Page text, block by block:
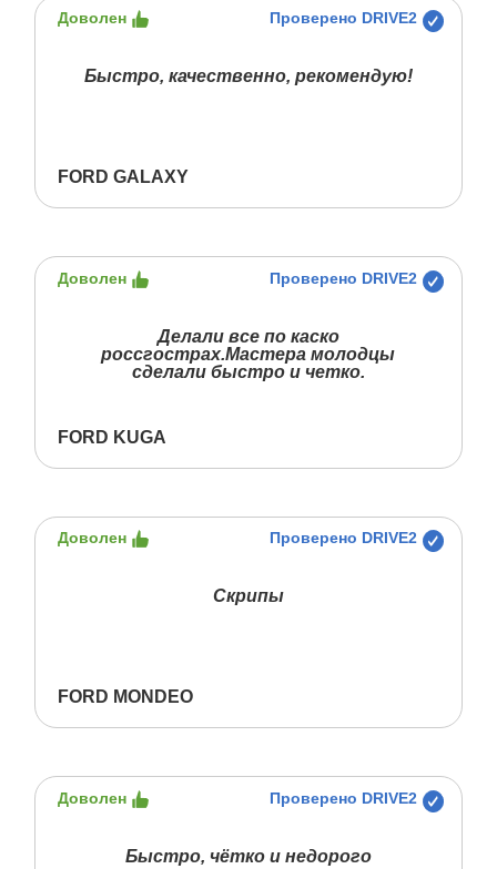
Доволен Проверено DRIVE2
Быстро, качественно, рекомендую!
FORD GALAXY
Доволен Проверено DRIVE2
Делали все по каско
россгострах.Мастера молодцы
сделали быстро и четко.
FORD KUGA
Доволен Проверено DRIVE2
Скрипы
FORD MONDEO
Доволен Проверено DRIVE2
Быстро, чётко и недорого